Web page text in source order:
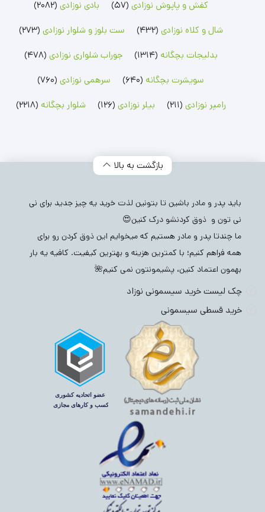
کفش و پاپوش نوزادی (57) بادی نوزادی (2082)
شال و کلاه نوزادی (432) ست بلوز و شلوار نوزادی (273)
بدلیجات بچگانه (1314) جوراب شلواری نوزادی (478)
سویشرت بچگانه (640) سرهمی نوزادی (760)
رامپر نوزادی (211) بیلر نوزادی (126) شلوار بچگانه (2218)
بازگشت به بالا
باید پدر و مادر باشین تا بتونین لذت خرید یه چیز جدید برای نی
نی تون و ذوق کردنشو درک کنین😍
ما چندتا پدر و مادر هستیم که میخوایم این ذوق کردن رو برای
همه فراهم کنیم؛ با کمترین هزینه و بهترین کیفیت. کافیه یه بار
بهمون اعتماد کنین، پشیمونتون نمی کنیم🌺
چک لیست خرید سیسمونی نوزاد
خرید قسطی سیسمونی